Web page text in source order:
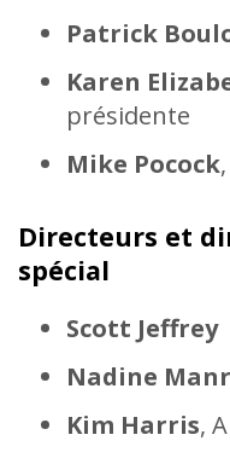
Patrick
Karen
présidente
Mike Pocock
Directeurs et
spécial
Scott Jeffrey
Nadine
Kim Harris,